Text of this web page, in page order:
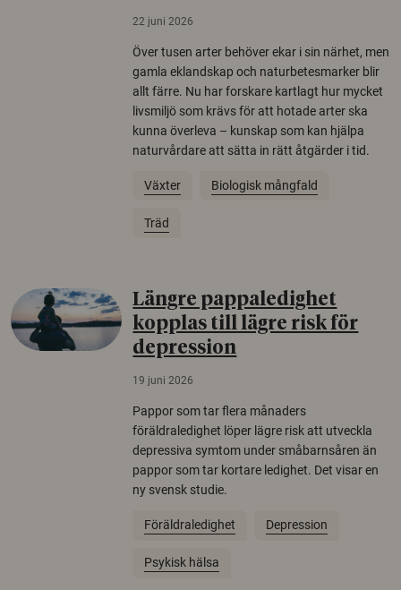
22 juni 2026
Över tusen arter behöver ekar i sin närhet, men
gamla eklandskap och naturbetesmarker blir
allt färre. Nu har forskare kartlagt hur mycket
livsmiljö som krävs för att hotade arter ska
kunna överleva – kunskap som kan hjälpa
naturvårdare att sätta in rätt åtgärder i tid.
Växter Biologisk mångfald
Träd
Längre pappaledighet
kopplas till lägre risk för
depression
19 juni 2026
Pappor som tar flera månaders
föräldraledighet löper lägre risk att utveckla
depressiva symtom under småbarnsåren än
pappor som tar kortare ledighet. Det visar en
ny svensk studie.
Föräldraledighet Depression
Psykisk hälsa